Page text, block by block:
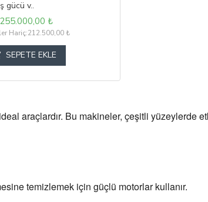
gücü v..
255.000,00 ₺
Hariç:212.500,00 ₺
SEPETE EKLE
araçlardır. Bu makineler, çeşitli yüzeylerde
temizlemek için güçlü motorlar kullanır.